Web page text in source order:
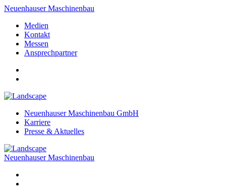
Neuenhauser Maschinenbau
Medien
Kontakt
Messen
Ansprechpartner
Neuenhauser Maschinenbau GmbH
Karriere
Presse & Aktuelles
Neuenhauser Maschinenbau